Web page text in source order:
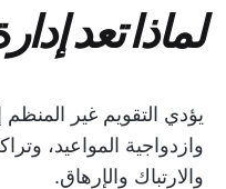
لماذا تعد
يؤدي التقويم غير المنظم
وازدواجية المواعيد،
والارتباك والإرهاق.